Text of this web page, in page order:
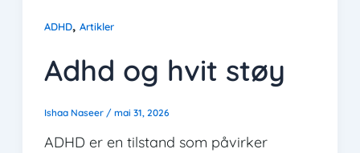
ADHD, Artikler
Adhd og hvit støy
Ishaa Naseer / mai 31, 2026
ADHD er en tilstand som påvirker